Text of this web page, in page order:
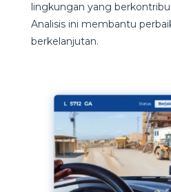
lingkungan yang
Analisis ini membantu
berkelanjutan.